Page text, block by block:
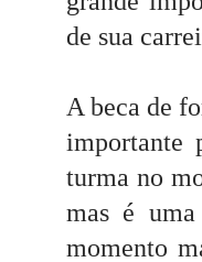
de sua
A beca de
importante
turma no
mas é
momento